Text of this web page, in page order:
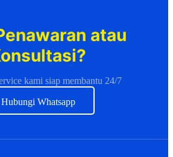
atau
kami siap membantu 24/7
Hubungi Whatsapp